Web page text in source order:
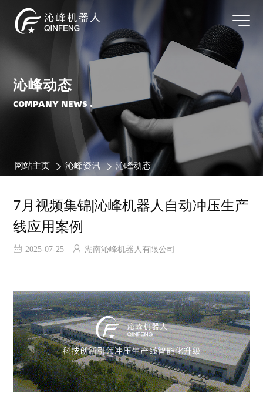
沁峰动态
COMPANY NEWS .
网站主页 沁峰资讯 沁峰动态
7月视频集锦|沁峰机器人自动冲压生产
线应用案例
2025-07-25 湖南沁峰机器人有限公司